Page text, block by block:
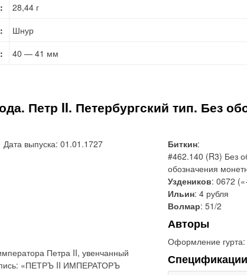
28,44 г
Шнур
40 — 41 мм
Петр II. Петербургский тип. Без
Дата выпуска: 01.01.1727
Петра II, увенчанный
«ПЕТРЪ II ИМПЕРАТОРЪ
Биткин:
#462.140 (R3) Без
обозначения
Уздеников: 0672
Ильин: 4 рубля
Волмар: 51/2
Авторы
Оформление гурта:
Спецификации